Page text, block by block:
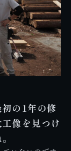
の1年の修
像を見つけ